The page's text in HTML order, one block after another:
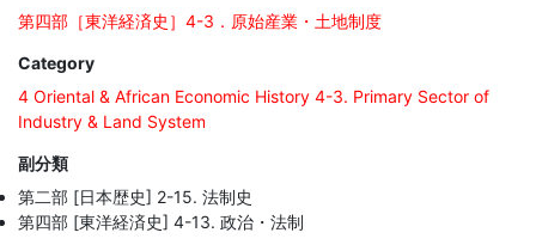
第四部［東洋経済史］4-3．原始産業・土地制度
Category
4 Oriental & African Economic History 4-3. Primary Sector of
Industry & Land System
副分類
第二部 [日本歴史] 2-15. 法制史
第四部 [東洋経済史] 4-13. 政治・法制